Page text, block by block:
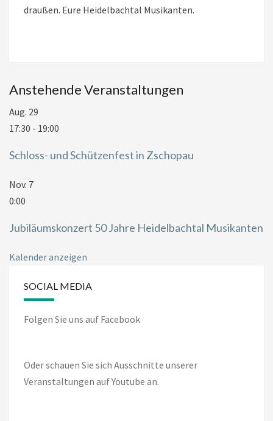
draußen. Eure Heidelbachtal Musikanten.
Anstehende Veranstaltungen
Aug. 29
17:30 - 19:00
Schloss- und Schützenfest in Zschopau
Nov. 7
0:00
Jubiläumskonzert 50 Jahre Heidelbachtal Musikanten
Kalender anzeigen
SOCIAL MEDIA
Folgen Sie uns auf Facebook
Oder schauen Sie sich Ausschnitte unserer
Veranstaltungen auf Youtube an.